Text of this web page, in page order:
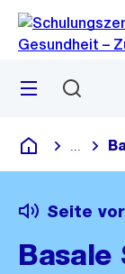
Sprunglink
Menü
Seite
Basale